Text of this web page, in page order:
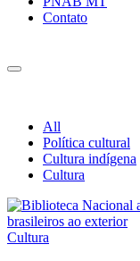
Contato
All
Política cultural
Cultura indígena
Cultura
Cultura